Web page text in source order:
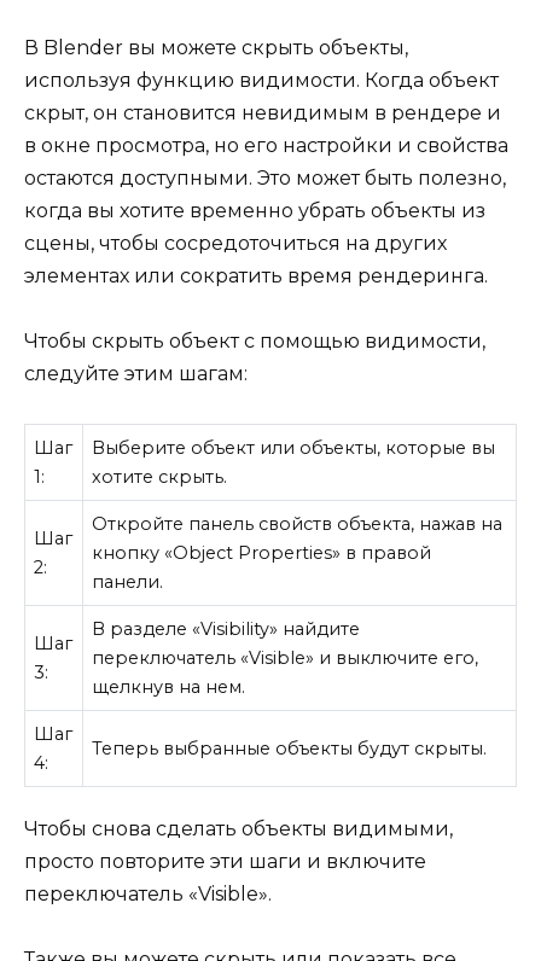
В Blender вы можете скрыть объекты,
используя функцию видимости. Когда объект
скрыт, он становится невидимым в рендере и
в окне просмотра, но его настройки и свойства
остаются доступными. Это может быть полезно,
когда вы хотите временно убрать объекты из
сцены, чтобы сосредоточиться на других
элементах или сократить время рендеринга.
Чтобы скрыть объект с помощью видимости,
следуйте этим шагам:
Шаг
1:
Выберите объект или объекты, которые вы
хотите скрыть.
Шаг
2:
Откройте панель свойств объекта, нажав на
кнопку «Object Properties» в правой
панели.
Шаг
3:
В разделе «Visibility» найдите
переключатель «Visible» и выключите его,
щелкнув на нем.
Шаг
4:
Теперь выбранные объекты будут скрыты.
Чтобы снова сделать объекты видимыми,
просто повторите эти шаги и включите
переключатель «Visible».